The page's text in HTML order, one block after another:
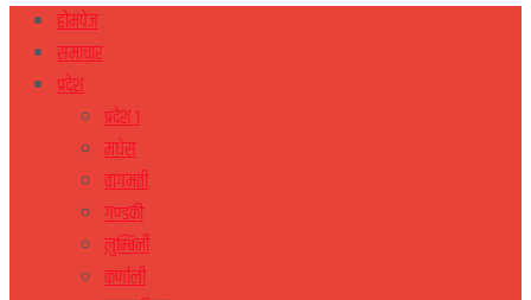
होमपेज
समाचार
प्रदेश
प्रदेश १
मधेस
वागमती
गण्डकी
लुम्बिनी
कर्णाली